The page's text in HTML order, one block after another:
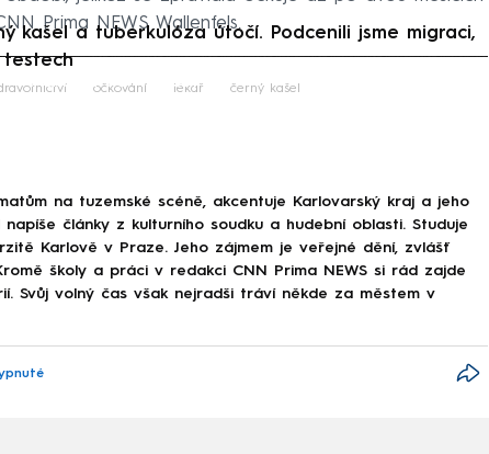
Prima NEWS Wallenfels.
kašel a tuberkulóza útočí. Podcenili jsme migraci,
testech
Failed to fetch
očkování lékař černý kašel
na tuzemské scéně, akcentuje Karlovarský kraj a jeho
články z kulturního soudku a hudební oblasti. Studuje
Karlově v Praze. Jeho zájmem je veřejné dění, zvlášť
školy a práci v redakci CNN Prima NEWS si rád zajde
Svůj volný čas však nejradši tráví někde za městem v